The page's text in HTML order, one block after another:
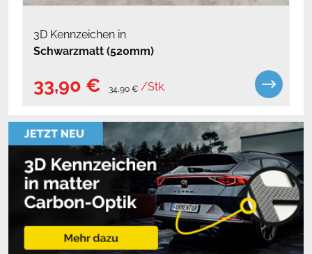
3D Kennzeichen in
Schwarzmatt (520mm)
33,90 € 34,90 € /Stk.